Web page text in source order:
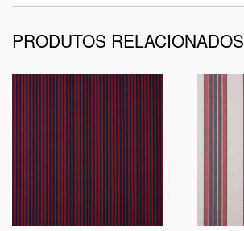
PRODUTOS RELACIONADOS